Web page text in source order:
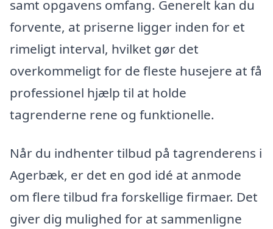
samt opgavens omfang. Generelt kan du
forvente, at priserne ligger inden for et
rimeligt interval, hvilket gør det
overkommeligt for de fleste husejere at få
professionel hjælp til at holde
tagrenderne rene og funktionelle.
Når du indhenter tilbud på tagrenderens i
Agerbæk, er det en god idé at anmode
om flere tilbud fra forskellige firmaer. Det
giver dig mulighed for at sammenligne